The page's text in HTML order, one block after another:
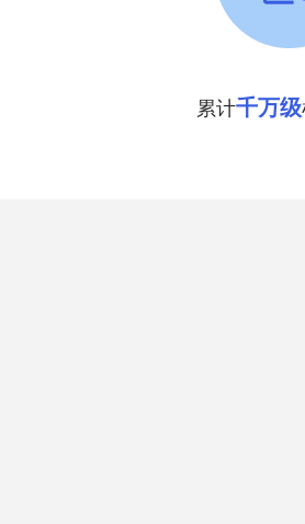
累计千万级